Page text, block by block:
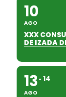
10
AGO
XXX
DE IZADA
13
AGO
14